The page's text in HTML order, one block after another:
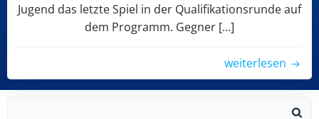
Jugend das letzte Spiel in der Qualifikationsrunde auf
dem Programm. Gegner […]
weiterlesen